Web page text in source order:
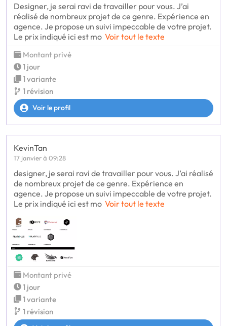
Designer, je serai ravi de travailler pour vous. J’ai
réalisé de nombreux projet de ce genre. Expérience en
agence. Je propose un suivi impeccable de votre projet.
Le prix indiqué ici est mo Voir tout le texte
Montant privé
1 jour
1 variante
1 révision
Voir le profil
KevinTan
17 janvier à 09:28
designer, je serai ravi de travailler pour vous. J’ai réalisé
de nombreux projet de ce genre. Expérience en
agence. Je propose un suivi impeccable de votre projet.
Le prix indiqué ici est mo Voir tout le texte
Montant privé
1 jour
1 variante
1 révision